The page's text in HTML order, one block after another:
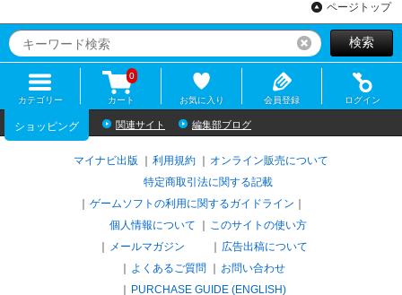
ページトップ
リセット検索
カテゴリー カート
0
お気に入り 会員登録 ログイン
ショッピング 関連サイト 編集部ブログ
マイナビ出版 利用規約
オンライン販売について
特定商取引法に関する記載
ゲームソフトの利用に関するガイドライン
個人情報について
このサイトの使い方
メールマガジン
広告出稿について
よくあるご質問
お問い合わせ
PURCHASE GUIDE (ENGLISH)